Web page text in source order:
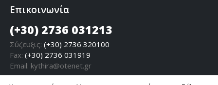
Επικοινωνία
(+30) 2736 031213
Σύζευξις: (+30) 2736 320100
Fax: (+30) 2736 031919
Email: kythira@otenet.gr